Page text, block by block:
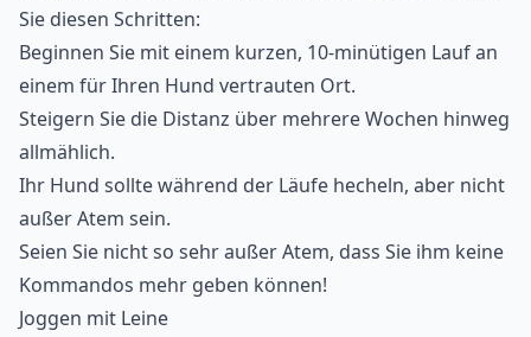
Sie diesen Schritten:
Beginnen Sie mit einem kurzen, 10-minütigen Lauf an
einem für Ihren Hund vertrauten Ort.
Steigern Sie die Distanz über mehrere Wochen hinweg
allmählich.
Ihr Hund sollte während der Läufe hecheln, aber nicht
außer Atem sein.
Seien Sie nicht so sehr außer Atem, dass Sie ihm keine
Kommandos mehr geben können!
Joggen mit Leine